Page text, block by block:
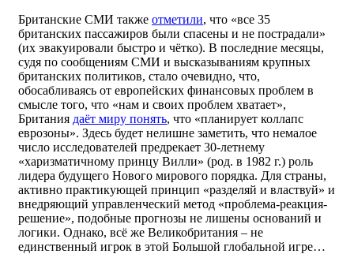
Британские СМИ также отметили, что «все 35
британских пассажиров были спасены и не пострадали»
(их эвакуировали быстро и чётко). В последние месяцы,
судя по сообщениям СМИ и высказываниям крупных
британских политиков, стало очевидно, что,
обосабливаясь от европейских финансовых проблем в
смысле того, что «нам и своих проблем хватает»,
Британия даёт миру понять, что «планирует коллапс
еврозоны». Здесь будет нелишне заметить, что немалое
число исследователей предрекает 30-летнему
«харизматичному принцу Вилли» (род. в 1982 г.) роль
лидера будущего Нового мирового порядка. Для страны,
активно практикующей принцип «разделяй и властвуй» и
внедряющий управленческий метод «проблема-реакция-
решение», подобные прогнозы не лишены оснований и
логики. Однако, всё же Великобритания – не
единственный игрок в этой Большой глобальной игре…